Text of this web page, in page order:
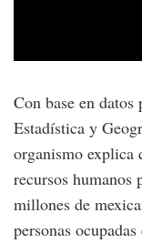
Con base en
Estadística y
organismo explica
recursos humanos
millones de
personas